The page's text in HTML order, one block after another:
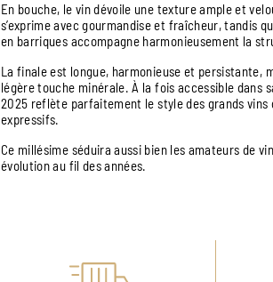
En bouche, le vin dévoile une texture ample et
s’exprime avec gourmandise et fraîcheur, tandis
en barriques accompagne harmonieusement la
La finale est longue, harmonieuse et persistante,
légère touche minérale. À la fois accessible dans
2025 reflète parfaitement le style des grands
expressifs.
Ce millésime séduira aussi bien les amateurs de
évolution au fil des années.